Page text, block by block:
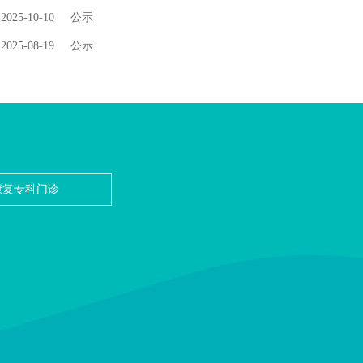
2025-10-10 公示
2025-08-19 公示
复专科门诊